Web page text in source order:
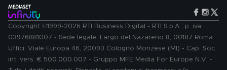
Copyright ©1999-2026 RTI Business Digital - RTI S.p.A.: p. iva
03976881007 - Sede legale: Largo del Nazareno 8, 00187 Roma.
Uffici: Viale Europa 46, 20093 Cologno Monzese (MI) - Cap. Soc.
int. vers. € 500.000.007 - Gruppo MFE Media For Europe N.V. -